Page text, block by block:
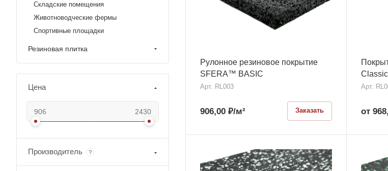
Рулонное резиновое покрытие
SFERA™ BASIC
Арт. RL003
906,00 ₽/м² Заказать
Classic
Арт.
от
Складские помещения
Животноводческие фермы
Спортивные площадки
Резиновая плитка
Цена
Производитель ?